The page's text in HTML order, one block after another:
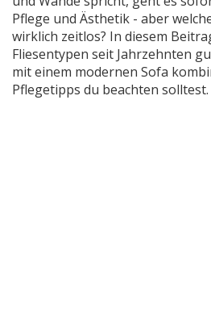
Pflege und Ästhetik - aber
wirklich zeitlos? In diesem
Fliesentypen seit Jahrzehnten
mit einem modernen Sofa
Pflegetipps du beachten solltest.